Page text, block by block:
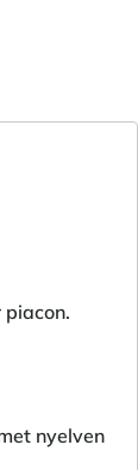
nyelven